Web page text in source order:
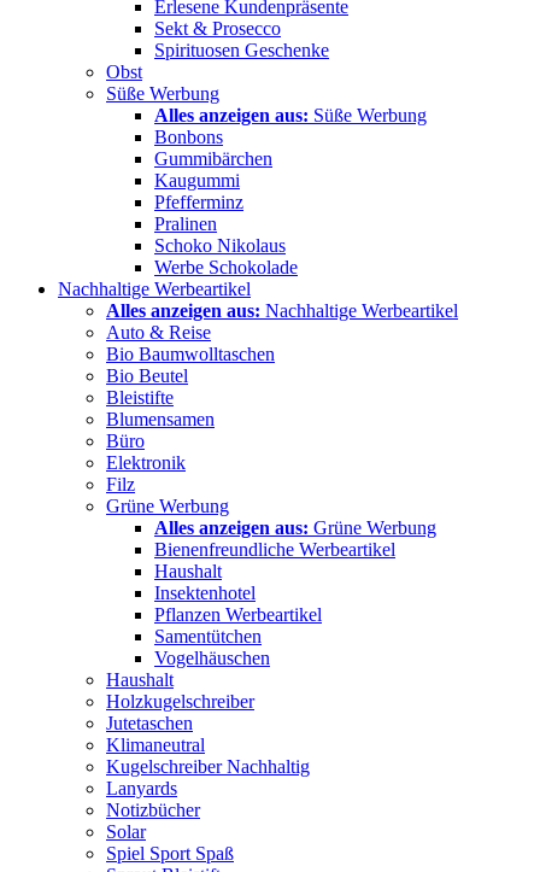
Erlesene Kundenpräsente
Sekt & Prosecco
Spirituosen Geschenke
Obst
Süße Werbung
Alles anzeigen aus: Süße Werbung
Bonbons
Gummibärchen
Kaugummi
Pfefferminz
Pralinen
Schoko Nikolaus
Werbe Schokolade
Nachhaltige Werbeartikel
Alles anzeigen aus: Nachhaltige Werbeartikel
Auto & Reise
Bio Baumwolltaschen
Bio Beutel
Bleistifte
Blumensamen
Büro
Elektronik
Filz
Grüne Werbung
Alles anzeigen aus: Grüne Werbung
Bienenfreundliche Werbeartikel
Haushalt
Insektenhotel
Pflanzen Werbeartikel
Samentütchen
Vogelhäuschen
Haushalt
Holzkugelschreiber
Jutetaschen
Klimaneutral
Kugelschreiber Nachhaltig
Lanyards
Notizbücher
Solar
Spiel Sport Spaß